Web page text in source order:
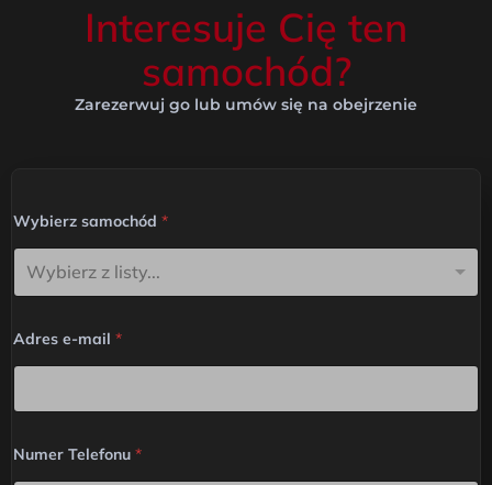
Interesuje Cię ten
samochód?
Zarezerwuj go lub umów się na obejrzenie
Wybierz samochód *
Wybierz z listy...
Adres e-mail *
W
Numer Telefonu *